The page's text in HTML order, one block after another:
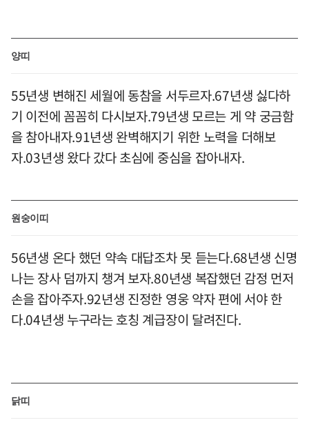
양띠
55년생 변해진 세월에 동참을 서두르자.67년생 싫다하
기 이전에 꼼꼼히 다시보자.79년생 모르는 게 약 궁금함
을 참아내자.91년생 완벽해지기 위한 노력을 더해보
자.03년생 왔다 갔다 초심에 중심을 잡아내자.
원숭이띠
56년생 온다 했던 약속 대답조차 못 듣는다.68년생 신명
나는 장사 덤까지 챙겨 보자.80년생 복잡했던 감정 먼저
손을 잡아주자.92년생 진정한 영웅 약자 편에 서야 한
다.04년생 누구라는 호칭 계급장이 달려진다.
닭띠